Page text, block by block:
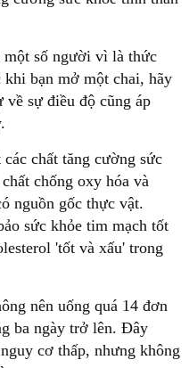
một số người vì là thức
bạn mở một chai, hãy
sự điều độ cũng áp
chất tăng cường sức
chống oxy hóa và
nguồn gốc thực vật.
sức khỏe tim mạch tốt
'tốt và xấu' trong
nên uống quá 14 đơn
ba ngày trở lên. Đây
cơ thấp, nhưng không